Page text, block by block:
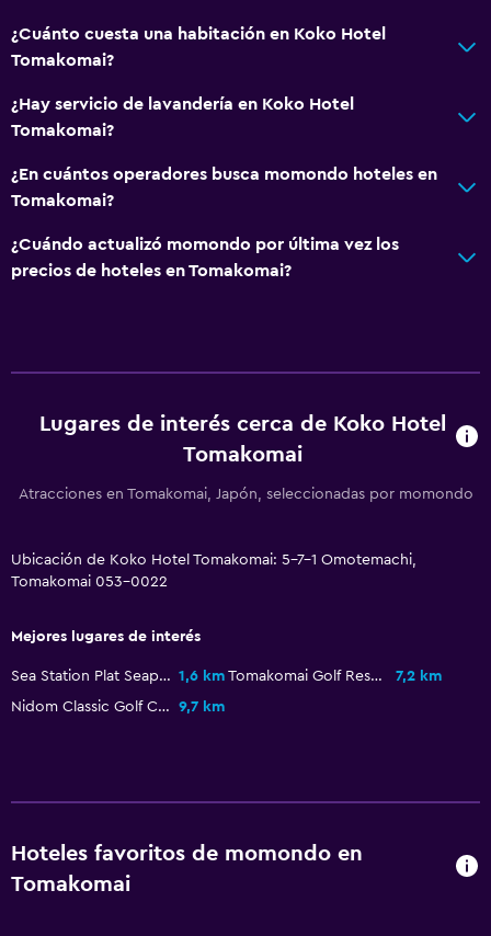
Armario o clóset
Comedor
Tetera eléctrica
Restaurante
Nevera
Máquina expendedora (bebidas)
Máquina expendedora (botanas)
Ventana
Pantuflas
Espacio de almacenamiento
Instalaciones para reuniones
Recepción 24 horas
TV
¿Cuánto cuesta una habitación en Koko Hotel
Tomakomai?
¿Hay servicio de lavandería en Koko Hotel
Tomakomai?
¿En cuántos operadores busca momondo hoteles en
Tomakomai?
¿Cuándo actualizó momondo por última vez los
precios de hoteles en Tomakomai?
Lugares de interés cerca de Koko Hotel
Tomakomai
Atracciones en Tomakomai, Japón, seleccionadas por momondo
Ubicación de Koko Hotel Tomakomai: 5-7-1 Omotemachi,
Tomakomai 053-0022
Mejores lugares de interés
Sea Station Plat Seaport Market 1,6 km Tomakomai Golf Resort 72
7,2 km
Nidom Classic Golf Course
9,7 km
Hoteles favoritos de momondo en
Tomakomai